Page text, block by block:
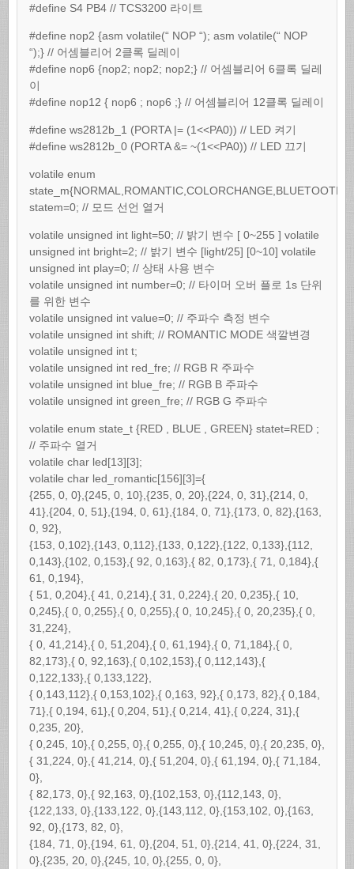
#define S4 PB4 // TCS3200 라이트
#define nop2 {asm volatile(“ NOP “); asm volatile(“ NOP
“);} // 어셈블리어 2클록 딜레이
#define nop6 {nop2; nop2; nop2;} // 어셈블리어 6클록 딜레
이
#define nop12 { nop6 ; nop6 ;} // 어셈블리어 12클록 딜레이
#define ws2812b_1 (PORTA |= (1<<PA0)) // LED 켜기
#define ws2812b_0 (PORTA &= ~(1<<PA0)) // LED 끄기
volatile enum
state_m{NORMAL,ROMANTIC,COLORCHANGE,BLUETOOTH}
statem=0; // 모드 선언 열거
volatile unsigned int light=50; // 밝기 변수 [ 0~255 ] volatile
unsigned int bright=2; // 밝기 변수 [light/25] [0~10] volatile
unsigned int play=0; // 상태 사용 변수
volatile unsigned int number=0; // 타이머 오버 플로 1s 단위
를 위한 변수
volatile unsigned int value=0; // 주파수 측정 변수
volatile unsigned int shift; // ROMANTIC MODE 색깔변경
volatile unsigned int t;
volatile unsigned int red_fre; // RGB R 주파수
volatile unsigned int blue_fre; // RGB B 주파수
volatile unsigned int green_fre; // RGB G 주파수
volatile enum state_t {RED , BLUE , GREEN} statet=RED ;
// 주파수 열거
volatile char led[13][3];
volatile char led_romantic[156][3]={
{255, 0, 0},{245, 0, 10},{235, 0, 20},{224, 0, 31},{214, 0,
41},{204, 0, 51},{194, 0, 61},{184, 0, 71},{173, 0, 82},{163,
0, 92},
{153, 0,102},{143, 0,112},{133, 0,122},{122, 0,133},{112,
0,143},{102, 0,153},{ 92, 0,163},{ 82, 0,173},{ 71, 0,184},{
61, 0,194},
{ 51, 0,204},{ 41, 0,214},{ 31, 0,224},{ 20, 0,235},{ 10,
0,245},{ 0, 0,255},{ 0, 0,255},{ 0, 10,245},{ 0, 20,235},{ 0,
31,224},
{ 0, 41,214},{ 0, 51,204},{ 0, 61,194},{ 0, 71,184},{ 0,
82,173},{ 0, 92,163},{ 0,102,153},{ 0,112,143},{
0,122,133},{ 0,133,122},
{ 0,143,112},{ 0,153,102},{ 0,163, 92},{ 0,173, 82},{ 0,184,
71},{ 0,194, 61},{ 0,204, 51},{ 0,214, 41},{ 0,224, 31},{
0,235, 20},
{ 0,245, 10},{ 0,255, 0},{ 0,255, 0},{ 10,245, 0},{ 20,235, 0},
{ 31,224, 0},{ 41,214, 0},{ 51,204, 0},{ 61,194, 0},{ 71,184,
0},
{ 82,173, 0},{ 92,163, 0},{102,153, 0},{112,143, 0},
{122,133, 0},{133,122, 0},{143,112, 0},{153,102, 0},{163,
92, 0},{173, 82, 0},
{184, 71, 0},{194, 61, 0},{204, 51, 0},{214, 41, 0},{224, 31,
0},{235, 20, 0},{245, 10, 0},{255, 0, 0},